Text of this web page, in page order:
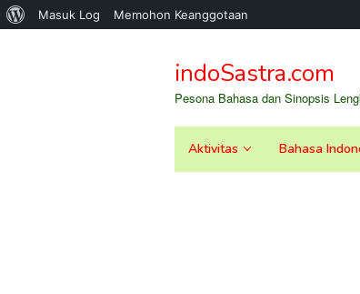
Tentang
Masuk Log Memohon Keanggotaan
kontenindoSastra.com
Pesona Bahasa dan Sinopsis
Aktivitas Bahasa